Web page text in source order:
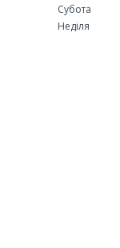
Субота
Неділя